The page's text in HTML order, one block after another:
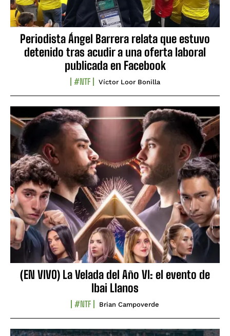
Periodista Ángel Barrera relata que estuvo
detenido tras acudir a una oferta laboral
publicada en Facebook
#NTF Víctor Loor Bonilla
(EN VIVO) La Velada del Año VI: el evento de
Ibai Llanos
#NTF Brian Campoverde